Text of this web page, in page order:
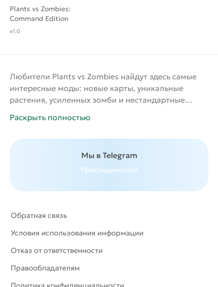
Plants vs Zombies:
Command Edition
v1.0
Любители Plants vs Zombies найдут здесь самые
интересные моды: новые карты, уникальные
растения, усиленных зомби и нестандартные
повышает азарт в знакомой игре. Можно скачать
становятся ещё более увлекательными.
Раскрыть полностью
Мы в Telegram
Присоединиться
Обратная связь
Условия использования информации
Отказ от ответственности
Правообладателям